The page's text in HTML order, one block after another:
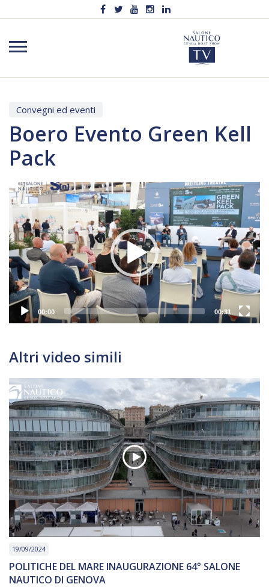
Convegni ed eventi
Boero Evento Green Kell
Pack
Video
Player
00:00 00:31
Altri video simili
19/09/2024
POLITICHE DEL MARE INAUGURAZIONE 64° SALONE
NAUTICO DI GENOVA